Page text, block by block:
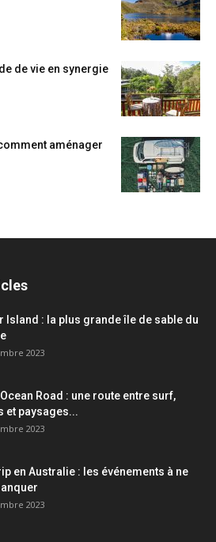
de vie en synergie
aménager
Island : la plus grande île de sable du
2023
Road : une route entre surf,
et paysages...
2023
en Australie : les événements à ne
2023